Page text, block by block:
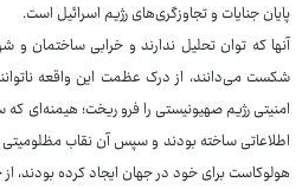
پایان جنایات و تجاوزگری‌های رژیم اسرائیل است.
آنها که توان تحلیل ندارند و خرابی ساختمان و
شکست می‌دانند، از درک عظمت این واقعه
امنیتی رژیم صهیونیستی را فرو ریخت؛ هیمنه‌ای
اطلاعاتی ساخته بودند و سپس آن نقاب مظلومیتی
هولوکاست برای خود در جهان ایجاد کرده بودند،